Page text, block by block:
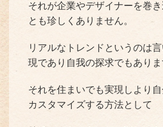
それが企業やデザイナーを巻
とも珍しくありません。
リアルなトレンドというのは
現であり自我の探求でもありま
それを住まいでも実現しより
カスタマイズする方法として